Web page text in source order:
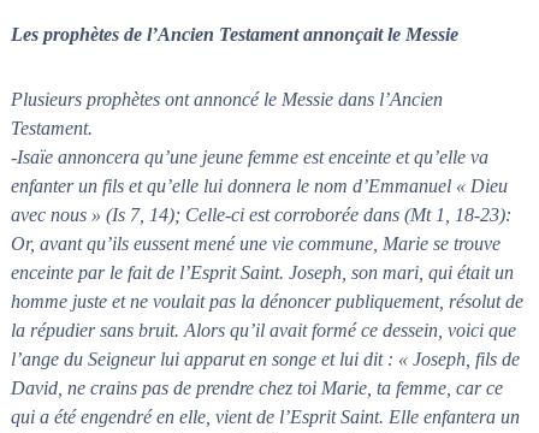
Les prophètes de l’Ancien Testament annonçait le Messie
Plusieurs prophètes ont annoncé le Messie dans l’Ancien
Testament.
-Isaïe annoncera qu’une jeune femme est enceinte et qu’elle va
enfanter un fils et qu’elle lui donnera le nom d’Emmanuel « Dieu
avec nous » (Is 7, 14); Celle-ci est corroborée dans (Mt 1, 18-23):
Or, avant qu’ils eussent mené une vie commune, Marie se trouve
enceinte par le fait de l’Esprit Saint. Joseph, son mari, qui était un
homme juste et ne voulait pas la dénoncer publiquement, résolut de
la répudier sans bruit. Alors qu’il avait formé ce dessein, voici que
l’ange du Seigneur lui apparut en songe et lui dit : « Joseph, fils de
David, ne crains pas de prendre chez toi Marie, ta femme, car ce
qui a été engendré en elle, vient de l’Esprit Saint. Elle enfantera un